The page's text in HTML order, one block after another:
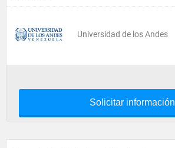
Universidad de los Andes
Solicitar información